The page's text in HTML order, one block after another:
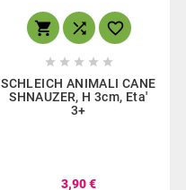
  
    
SCHLEICH ANIMALI CANE
SHNAUZER, H 3cm, Eta'
3+
3,90 €